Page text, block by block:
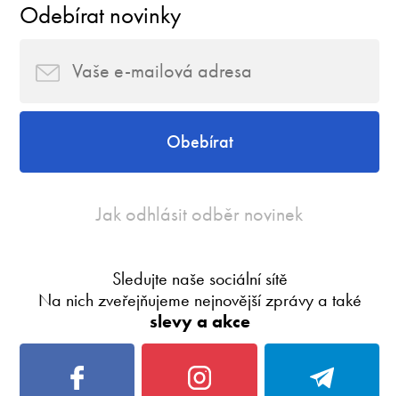
Odebírat novinky
Obebírat
Jak odhlásit odběr novinek
Sledujte naše sociální sítě
Na nich zveřejňujeme nejnovější zprávy a také
slevy a akce